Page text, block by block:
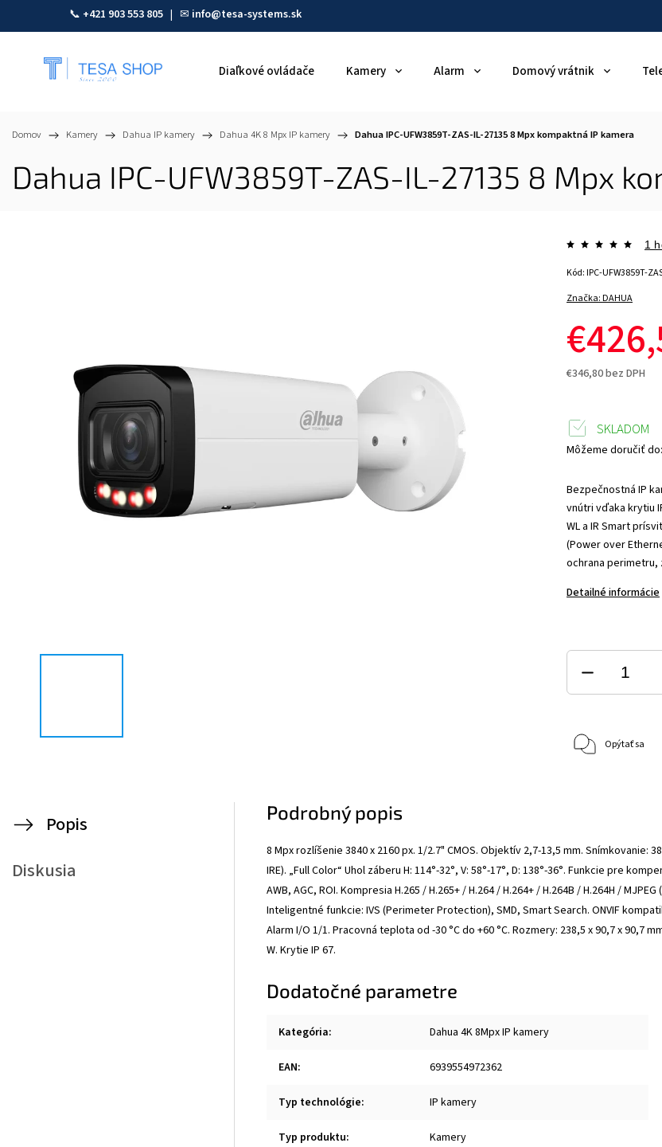
📞 +421 903 553 805 | ✉ info@tesa-systems.sk
Diaľkové ovládače Kamery Alarm Domový vrátnik
Domov / Kamery / Dahua IP kamery / Dahua 4K 8 Mpx IP kamery / Dahua IPC-UFW3859T-ZAS-IL-27135 8 Mpx kompaktná IP kamera
Dahua IPC-UFW3859T-ZAS-IL-27135 8 Mpx
Značka:DAHUA
1
€346,80 bez DPH
Kód:IPC-UFW3859T-
Bezpečnostná IP
vnútri vďaka krytiu
WL a IR Smart
(Power over
ochrana perimetru,
Detailné informácie
SKLADOM
Môžeme doručiť do:
Opýtať sa
Popis
Diskusia
Podrobný popis
8 Mpx rozlíšenie 3840 x 2160 px. 1/2.7" CMOS. Objektív 2,7-13,5 mm. Snímkovanie:
IRE). „Full Color“ Uhol záberu H: 114°-32°, V: 58°-17°, D: 138°-36°. Funkcie pre
AWB, AGC, ROI. Kompresia H.265 / H.265+ / H.264 / H.264+ / H.264B / H.264H /
Inteligentné funkcie: IVS (Perimeter Protection), SMD, Smart Search. ONVIF
Alarm I/O 1/1. Pracovná teplota od -30 °C do +60 °C. Rozmery: 238,5 x 90,7 x 90,7
W. Krytie IP 67.
Dodatočné parametre
Kategória: Dahua 4K 8Mpx IP kamery
EAN: 6939554972362
Typ technológie: IP kamery
Typ produktu: Kamery